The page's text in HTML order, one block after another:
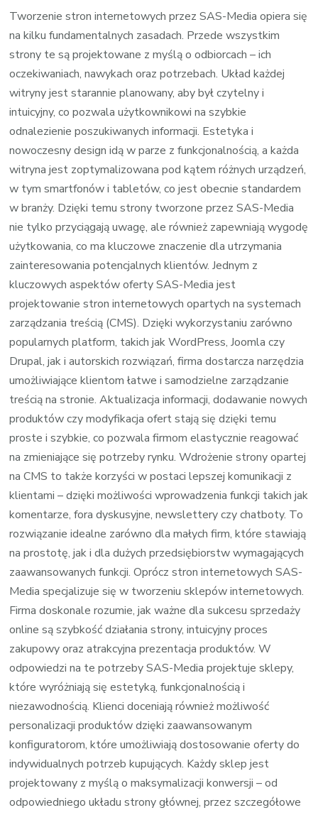
Tworzenie stron internetowych przez SAS-Media opiera się
na kilku fundamentalnych zasadach. Przede wszystkim
strony te są projektowane z myślą o odbiorcach – ich
oczekiwaniach, nawykach oraz potrzebach. Układ każdej
witryny jest starannie planowany, aby był czytelny i
intuicyjny, co pozwala użytkownikowi na szybkie
odnalezienie poszukiwanych informacji. Estetyka i
nowoczesny design idą w parze z funkcjonalnością, a każda
witryna jest zoptymalizowana pod kątem różnych urządzeń,
w tym smartfonów i tabletów, co jest obecnie standardem
w branży. Dzięki temu strony tworzone przez SAS-Media
nie tylko przyciągają uwagę, ale również zapewniają wygodę
użytkowania, co ma kluczowe znaczenie dla utrzymania
zainteresowania potencjalnych klientów. Jednym z
kluczowych aspektów oferty SAS-Media jest
projektowanie stron internetowych opartych na systemach
zarządzania treścią (CMS). Dzięki wykorzystaniu zarówno
popularnych platform, takich jak WordPress, Joomla czy
Drupal, jak i autorskich rozwiązań, firma dostarcza narzędzia
umożliwiające klientom łatwe i samodzielne zarządzanie
treścią na stronie. Aktualizacja informacji, dodawanie nowych
produktów czy modyfikacja ofert stają się dzięki temu
proste i szybkie, co pozwala firmom elastycznie reagować
na zmieniające się potrzeby rynku. Wdrożenie strony opartej
na CMS to także korzyści w postaci lepszej komunikacji z
klientami – dzięki możliwości wprowadzenia funkcji takich jak
komentarze, fora dyskusyjne, newslettery czy chatboty. To
rozwiązanie idealne zarówno dla małych firm, które stawiają
na prostotę, jak i dla dużych przedsiębiorstw wymagających
zaawansowanych funkcji. Oprócz stron internetowych SAS-
Media specjalizuje się w tworzeniu sklepów internetowych.
Firma doskonale rozumie, jak ważne dla sukcesu sprzedaży
online są szybkość działania strony, intuicyjny proces
zakupowy oraz atrakcyjna prezentacja produktów. W
odpowiedzi na te potrzeby SAS-Media projektuje sklepy,
które wyróżniają się estetyką, funkcjonalnością i
niezawodnością. Klienci doceniają również możliwość
personalizacji produktów dzięki zaawansowanym
konfiguratorom, które umożliwiają dostosowanie oferty do
indywidualnych potrzeb kupujących. Każdy sklep jest
projektowany z myślą o maksymalizacji konwersji – od
odpowiedniego układu strony głównej, przez szczegółowe